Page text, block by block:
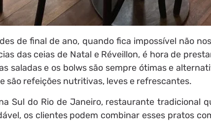
de final de ano, quando fica impossível não
das ceias de Natal e Réveillon, é hora de
saladas e os bolws são sempre ótimas e
são refeições nutritivas, leves e refrescantes.
Sul do Rio de Janeiro, restaurante tradicional
os clientes podem combinar esses pratos